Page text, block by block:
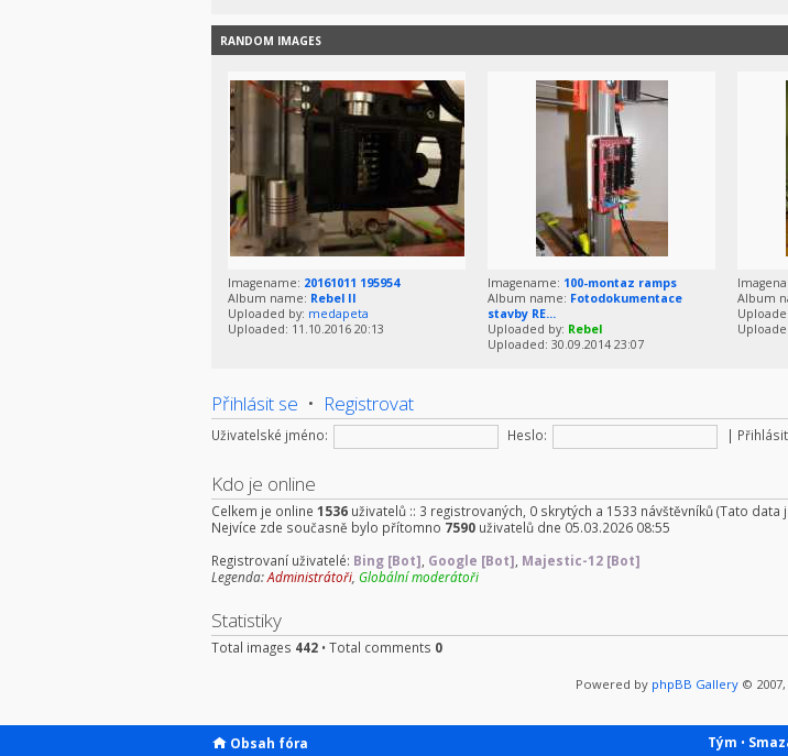
RANDOM IMAGES
Imagename: 20161011 195954
Album name: Rebel II
Uploaded by: medapeta
Uploaded: 11.10.2016 20:13
Imagename: 100-montaz ramps
Album name: Fotodokumentace
stavby RE...
Uploaded by: Rebel
Uploaded: 30.09.2014 23:07
Album
Přihlásit se • Registrovat
Uživatelské jméno: Heslo: |
Kdo je online
Celkem je online 1536 uživatelů :: 3 registrovaných, 0 skrytých a 1533 návštěvníků (Tato
Nejvíce zde současně bylo přítomno 7590 uživatelů dne 05.03.2026 08:55
Registrovaní uživatelé: Bing [Bot] Google [Bot] Majestic-12 [Bot]
Legenda:Administrátoři Globální moderátoři
Statistiky
Total images 442 • Total comments 0
Powered by phpBB Gallery © 2007,
Obsah fóra Tým •